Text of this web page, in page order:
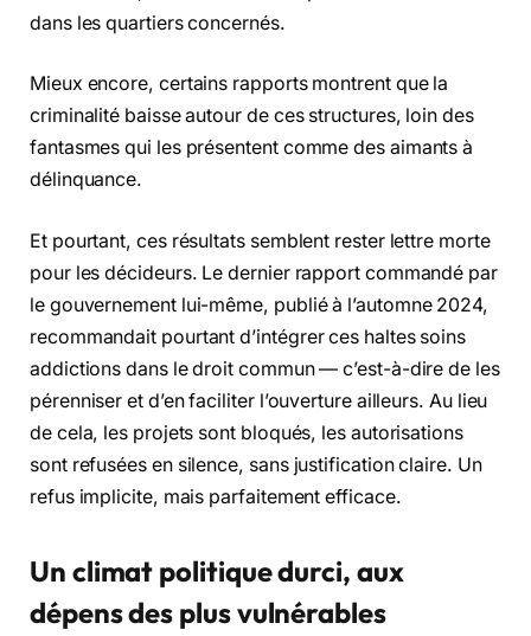
dans les quartiers concernés.
Mieux encore, certains rapports montrent que la
criminalité baisse autour de ces structures, loin des
fantasmes qui les présentent comme des aimants à
délinquance.
Et pourtant, ces résultats semblent rester lettre morte
pour les décideurs. Le dernier rapport commandé par
le gouvernement lui-même, publié à l’automne 2024,
recommandait pourtant d’intégrer ces haltes soins
addictions dans le droit commun — c’est-à-dire de les
pérenniser et d’en faciliter l’ouverture ailleurs. Au lieu
de cela, les projets sont bloqués, les autorisations
sont refusées en silence, sans justification claire. Un
refus implicite, mais parfaitement efficace.
Un climat politique durci, aux
dépens des plus vulnérables